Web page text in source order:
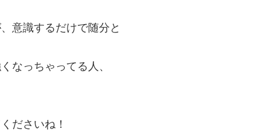
意識するだけで随分と
なっちゃってる人、
ださいね！